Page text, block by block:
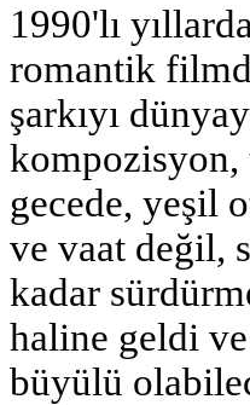
1990'lı
romantik
şarkıyı
gecede, yeşil
ve vaat değil,
kadar
haline geldi
büyülü